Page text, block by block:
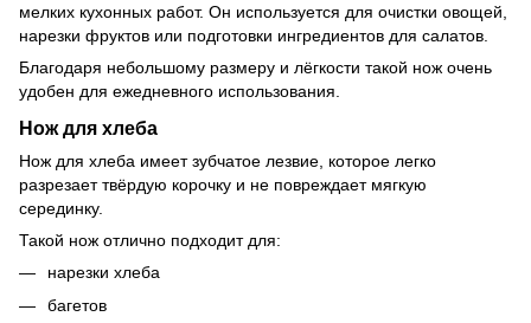
мелких кухонных работ. Он используется для очистки овощей,
нарезки фруктов или подготовки ингредиентов для салатов.
Благодаря небольшому размеру и лёгкости такой нож очень
удобен для ежедневного использования.
Нож для хлеба
Нож для хлеба имеет зубчатое лезвие, которое легко
разрезает твёрдую корочку и не повреждает мягкую
серединку.
Такой нож отлично подходит для:
нарезки хлеба
багетов